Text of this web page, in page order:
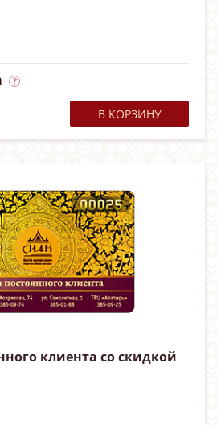
В КОРЗИНУ
клиента со скидкой